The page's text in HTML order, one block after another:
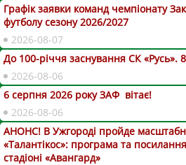
Графік заявки команд чемпіонату
футболу сезону 2026/2027
2026-08-07
До 100-річчя заснування СК «Русь».
2026-08-06
6 серпня 2026 року ЗАФ вітає!
2026-08-06
АНОНС! В Ужгороді пройде
«Талантікос»: програма та
стадіоні «Авангард»